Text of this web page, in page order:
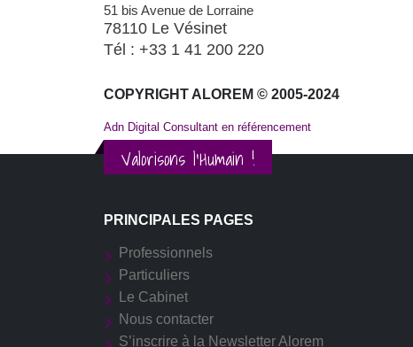
51 bis Avenue de Lorraine
78110 Le Vésinet
Tél : +33 1 41 200 220
COPYRIGHT ALOREM © 2005-2024
Adn Digital Consultant en référencement
Valorisons l'Humain !
PRINCIPALES PAGES
Professionnels
Particuliers
Le Cabinet
Nous contacter
S’inscrire à la Newsletter Alorem